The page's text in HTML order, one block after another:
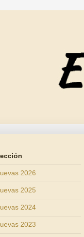
2026
2025
2024
2023